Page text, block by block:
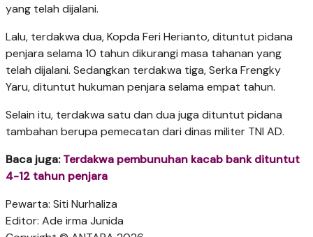
yang telah dijalani.
Lalu, terdakwa dua, Kopda Feri Herianto, dituntut pidana
penjara selama 10 tahun dikurangi masa tahanan yang
telah dijalani. Sedangkan terdakwa tiga, Serka Frengky
Yaru, dituntut hukuman penjara selama empat tahun.
Selain itu, terdakwa satu dan dua juga dituntut pidana
tambahan berupa pemecatan dari dinas militer TNI AD.
Baca juga:Terdakwa pembunuhan kacab bank dituntut
4-12 tahun penjara
Pewarta: Siti Nurhaliza
Editor: Ade irma Junida